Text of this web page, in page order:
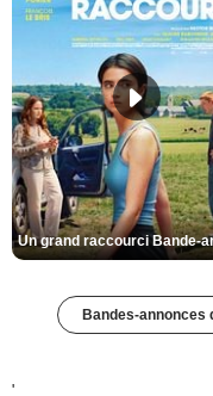
Bandes-annonces
'